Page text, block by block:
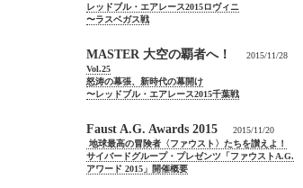
レッドブル・エアレース2015ロヴィニ
〜ラスベガス戦
MASTER 大空の覇者へ！
2015/11/28
Vol.25
怒涛の幕張、新時代の幕開け
〜レッドブル・エアレース2015千葉戦
Faust A.G. Awards 2015
2015/11/20
地球最高の冒険者〈ファウスト〉たちを讃えよ！
サイバードグループ・プレゼンツ「ファウストA.G.
アワード 2015」開催概要